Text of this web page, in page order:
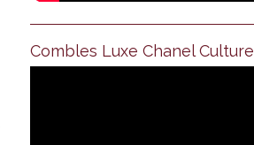
Combles Luxe Chanel Culture